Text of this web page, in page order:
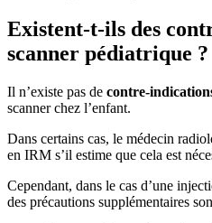
Existent-t-ils des
scanner pédiatrique ?
Il n’existe pas de contre-
scanner chez l’enfant.
Dans certains cas, le médecin
en IRM s’il estime que cela est
Cependant, dans le cas d’une
des précautions supplémentaires